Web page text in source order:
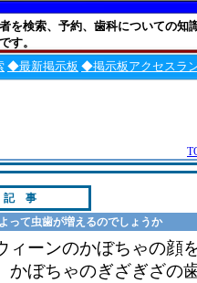
を検索、予約、歯科についての知
す。
◆最新掲示板 ◆掲示板アクセスラ
事
って虫歯が増えるのでしょうか
ィーンのかぼちゃの顔
かぼちゃのぎざぎざの